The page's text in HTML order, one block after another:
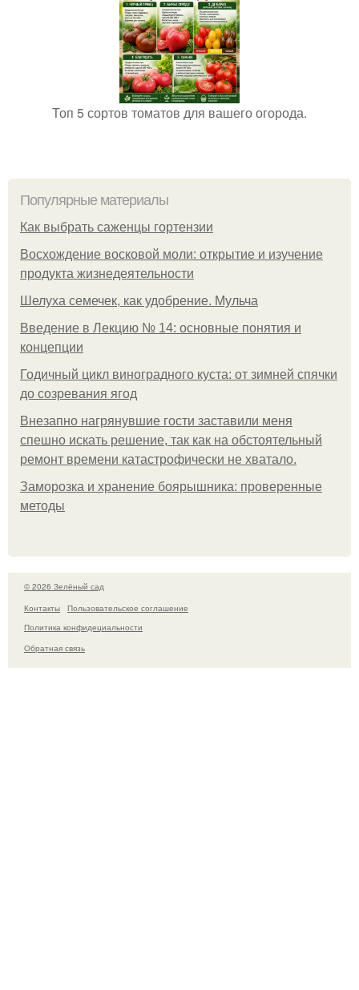
Топ 5 сортов томатов для вашего огорода.
Популярные материалы
Как выбрать саженцы гортензии
Восхождение восковой моли: открытие и изучение
продукта жизнедеятельности
Шелуха семечек, как удобрение. Мульча
Введение в Лекцию № 14: основные понятия и
концепции
Годичный цикл виноградного куста: от зимней спячки
до созревания ягод
Внезапно нагрянувшие гости заставили меня
спешно искать решение, так как на обстоятельный
ремонт времени катастрофически не хватало.
Заморозка и хранение боярышника: проверенные
методы
© 2026 Зелёный сад
Контакты
Пользовательское соглашение
Политика конфидециальности
Обратная связь